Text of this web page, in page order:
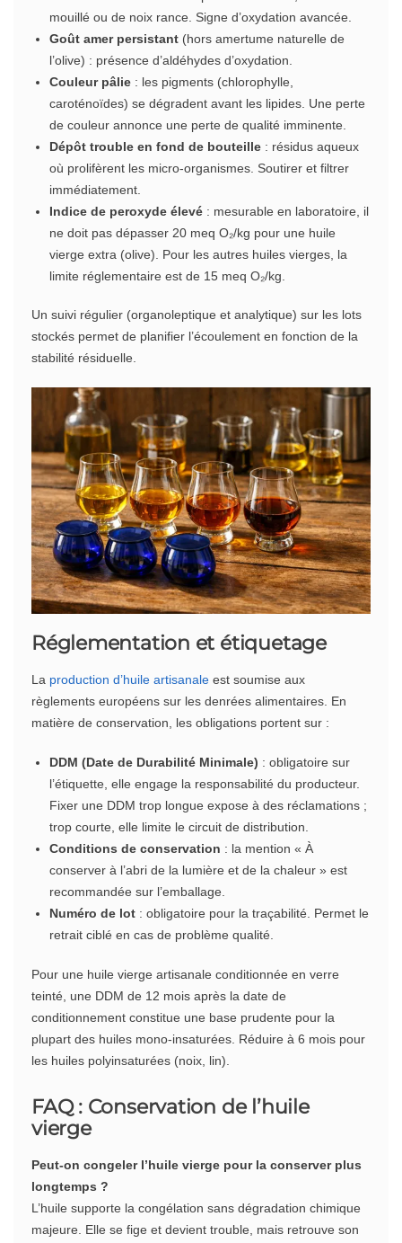
mouillé ou de noix rance. Signe d’oxydation avancée.
Goût amer persistant (hors amertume naturelle de
l’olive) : présence d’aldéhydes d’oxydation.
Couleur pâlie : les pigments (chlorophylle,
caroténoïdes) se dégradent avant les lipides. Une perte
de couleur annonce une perte de qualité imminente.
Dépôt trouble en fond de bouteille : résidus aqueux
où prolifèrent les micro-organismes. Soutirer et filtrer
immédiatement.
Indice de peroxyde élevé : mesurable en laboratoire, il
ne doit pas dépasser 20 meq O₂/kg pour une huile
vierge extra (olive). Pour les autres huiles vierges, la
limite réglementaire est de 15 meq O₂/kg.
Un suivi régulier (organoleptique et analytique) sur les lots
stockés permet de planifier l’écoulement en fonction de la
stabilité résiduelle.
Réglementation et étiquetage
La production d’huile artisanale est soumise aux
règlements européens sur les denrées alimentaires. En
matière de conservation, les obligations portent sur :
DDM (Date de Durabilité Minimale) : obligatoire sur
l’étiquette, elle engage la responsabilité du producteur.
Fixer une DDM trop longue expose à des réclamations ;
trop courte, elle limite le circuit de distribution.
Conditions de conservation : la mention « À
conserver à l’abri de la lumière et de la chaleur » est
recommandée sur l’emballage.
Numéro de lot : obligatoire pour la traçabilité. Permet le
retrait ciblé en cas de problème qualité.
Pour une huile vierge artisanale conditionnée en verre
teinté, une DDM de 12 mois après la date de
conditionnement constitue une base prudente pour la
plupart des huiles mono-insaturées. Réduire à 6 mois pour
les huiles polyinsaturées (noix, lin).
FAQ : Conservation de l’huile
vierge
Peut-on congeler l’huile vierge pour la conserver plus
longtemps ?
L’huile supporte la congélation sans dégradation chimique
majeure. Elle se fige et devient trouble, mais retrouve son